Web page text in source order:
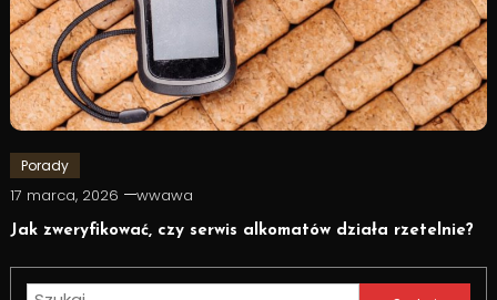
Porady
17 marca, 2026 wwawa
Jak zweryfikować, czy serwis alkomatów działa rzetelnie?